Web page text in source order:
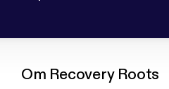
Om Recovery Roots